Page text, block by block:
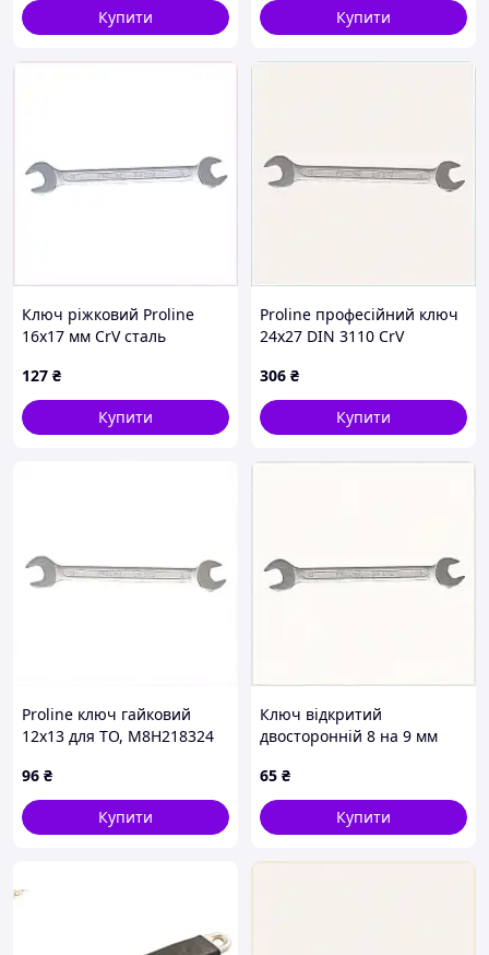
Купити
Купити
Ключ ріжковий Proline
16х17 мм CrV сталь
127 ₴
Купити
Proline професійний ключ
24х27 DIN 3110 CrV
306 ₴
Купити
Proline ключ гайковий
12х13 для ТО, M8H218324
96 ₴
Купити
Ключ відкритий
двосторонній 8 на 9 мм
65 ₴
Купити